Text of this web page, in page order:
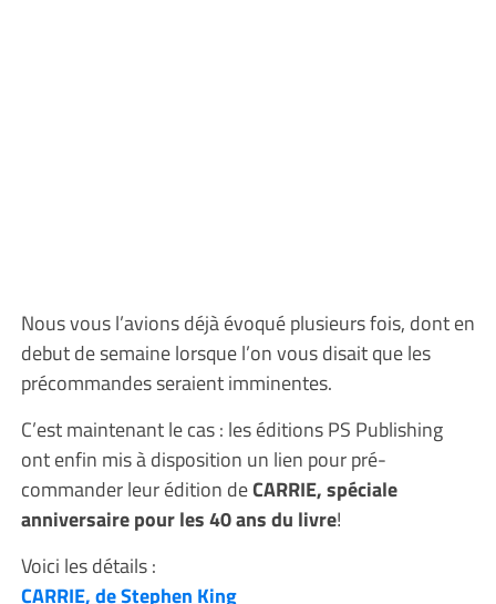
Nous vous l’avions déjà évoqué plusieurs fois, dont en
debut de semaine lorsque l’on vous disait que les
précommandes seraient imminentes.
C’est maintenant le cas : les éditions PS Publishing
ont enfin mis à disposition un lien pour pré-
commander leur édition deCARRIE, spéciale
anniversaire pour les 40 ans du livre!
Voici les détails :
CARRIE, de Stephen King